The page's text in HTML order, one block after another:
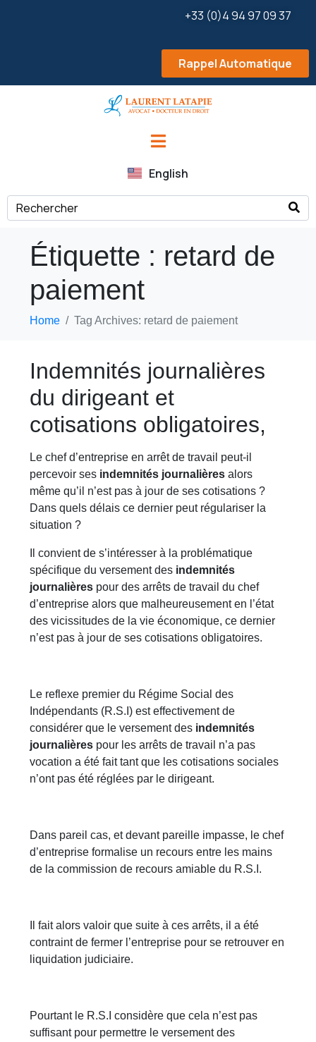
+33 (0)4 94 97 09 37
Rappel Automatique
English
Étiquette : retard de
paiement
Home Tag Archives: retard de paiement
Indemnités journalières
du dirigeant et
cotisations obligatoires,
Le chef d’entreprise en arrêt de travail peut-il
percevoir ses indemnités journalières alors
même qu’il n’est pas à jour de ses cotisations ?
Dans quels délais ce dernier peut régulariser la
situation ?
Il convient de s’intéresser à la problématique
spécifique du versement des indemnités
journalières pour des arrêts de travail du chef
d’entreprise alors que malheureusement en l’état
des vicissitudes de la vie économique, ce dernier
n’est pas à jour de ses cotisations obligatoires.
Le reflexe premier du Régime Social des
Indépendants (R.S.I) est effectivement de
considérer que le versement des indemnités
journalières pour les arrêts de travail n’a pas
vocation a été fait tant que les cotisations sociales
n’ont pas été réglées par le dirigeant.
Dans pareil cas, et devant pareille impasse, le chef
d’entreprise formalise un recours entre les mains
de la commission de recours amiable du R.S.I.
Il fait alors valoir que suite à ces arrêts, il a été
contraint de fermer l’entreprise pour se retrouver en
liquidation judiciaire.
Pourtant le R.S.I considère que cela n’est pas
suffisant pour permettre le versement des